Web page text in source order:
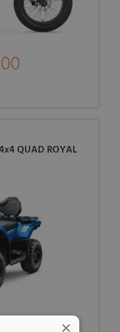
QUAD ROYAL
×